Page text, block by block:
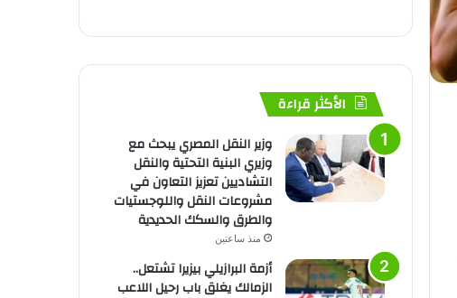
الأكثر قراءة
وزير النقل المصري يبحث مع
وزيري البنية التحتية والنقل
التشاديين تعزيز التعاون في
مشروعات النقل واللوجستيات
والطرق والسكك الحديدية
منذ ساعتين
أزمة البرازيلي بيزيرا تشتعل..
الزمالك يغلق باب رحيل اللاعب